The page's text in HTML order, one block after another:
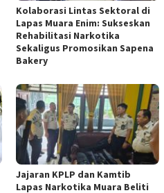
Kolaborasi Lintas Sektoral di
Lapas Muara Enim: Sukseskan
Rehabilitasi Narkotika
Sekaligus Promosikan Sapena
Bakery
Jajaran KPLP dan Kamtib
Lapas Narkotika Muara Beliti